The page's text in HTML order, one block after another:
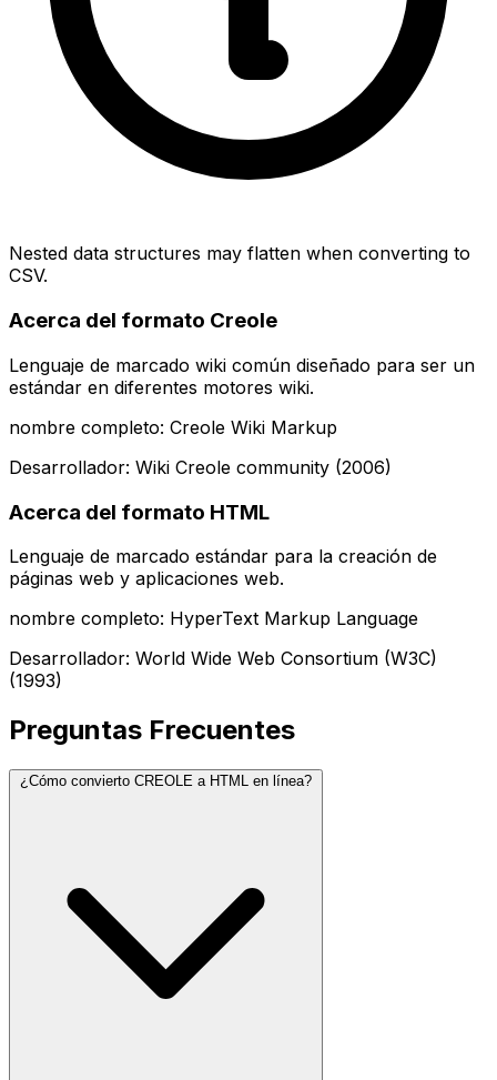
Nested data structures may flatten when converting to
CSV.
Acerca del formato Creole
Lenguaje de marcado wiki común diseñado para ser un
estándar en diferentes motores wiki.
nombre completo: Creole Wiki Markup
Desarrollador: Wiki Creole community (2006)
Acerca del formato HTML
Lenguaje de marcado estándar para la creación de
páginas web y aplicaciones web.
nombre completo: HyperText Markup Language
Desarrollador: World Wide Web Consortium (W3C)
(1993)
Preguntas Frecuentes
¿Cómo convierto CREOLE a HTML en línea?